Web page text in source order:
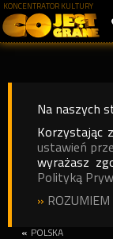
KONCENTRATOR KULTURY
Na naszych
Korzystając
ustawień
wyrażasz
Polityką
» ROZUMIEM
« POLSKA